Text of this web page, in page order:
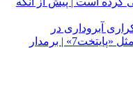
آبروداری در
خواستگاری دست گذاشته دقیقا مثل «پایتخت7» | برمدار